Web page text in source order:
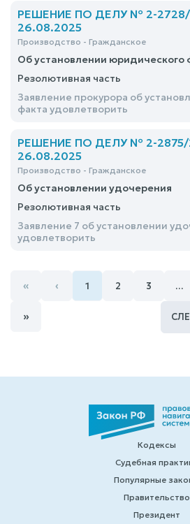
РЕШЕНИЕ ПО ДЕЛУ № 2-
26.08.2025
Производство - Гражданское
Об установлении юридического
Резолютивная часть
Заявление прокурора об
факта удовлетворить
РЕШЕНИЕ ПО ДЕЛУ № 2-2875/
26.08.2025
Производство - Гражданское
Об установлении удочерения
Резолютивная часть
Заявление 7 об установлении
удовлетворить
« ‹ 1 2 3 …
»
Кодексы
Судебная
Популярные
Правительство
Президент